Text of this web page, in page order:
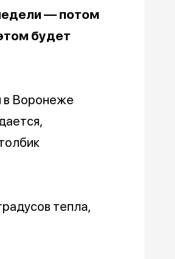
— потом
будет
в Воронеже
тепла,